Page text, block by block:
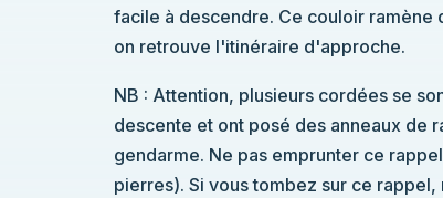
facile à descendre. Ce couloir ramène
on retrouve l'itinéraire d'approche.
NB : Attention, plusieurs cordées se
descente et ont posé des anneaux de
gendarme. Ne pas emprunter ce
pierres). Si vous tombez sur ce